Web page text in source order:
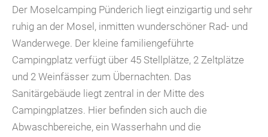
Der Moselcamping Pünderich liegt einzigartig und sehr
ruhig an der Mosel, inmitten wunderschöner Rad- und
Wanderwege. Der kleine familiengeführte
Campingplatz verfügt über 45 Stellplätze, 2 Zeltplätze
und 2 Weinfässer zum Übernachten. Das
Sanitärgebäude liegt zentral in der Mitte des
Campingplatzes. Hier befinden sich auch die
Abwaschbereiche, ein Wasserhahn und die